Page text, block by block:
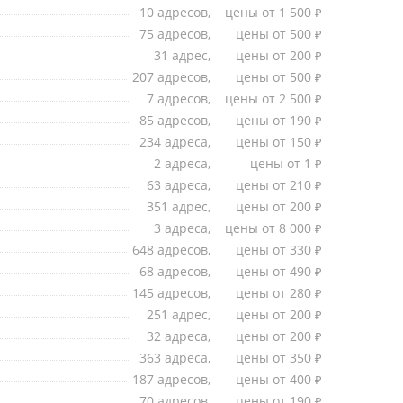
10 адресов, цены от 1 500 ₽
75 адресов, цены от 500 ₽
31 адрес, цены от 200 ₽
207 адресов, цены от 500 ₽
7 адресов, цены от 2 500 ₽
85 адресов, цены от 190 ₽
234 адреса, цены от 150 ₽
2 адреса, цены от 1 ₽
63 адреса, цены от 210 ₽
351 адрес, цены от 200 ₽
3 адреса, цены от 8 000 ₽
648 адресов, цены от 330 ₽
68 адресов, цены от 490 ₽
145 адресов, цены от 280 ₽
251 адрес, цены от 200 ₽
32 адреса, цены от 200 ₽
363 адреса, цены от 350 ₽
187 адресов, цены от 400 ₽